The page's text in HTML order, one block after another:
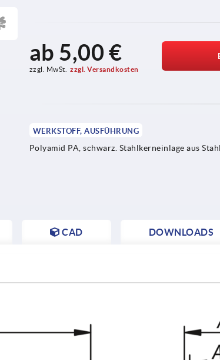
ab 5,00 €
zzgl. MwSt. zzgl. Versandkosten
WERKSTOFF, AUSFÜHRUNG
Polyamid PA, schwarz. Stahlkerneinlage aus
CAD DOWNLOADS